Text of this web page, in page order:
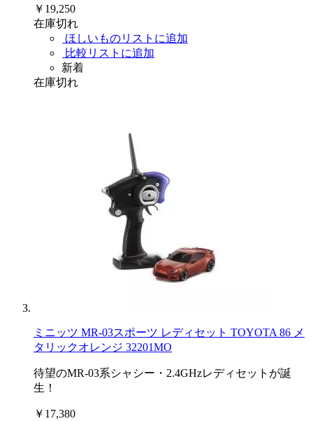
￥19,250
在庫切れ
ほしいものリストに追加
比較リストに追加
新着
在庫切れ
ミニッツ MR-03スポーツ レディセット TOYOTA 86 メ
タリックオレンジ 32201MO
待望のMR-03系シャシー・2.4GHzレディセットが誕
生！
￥17,380